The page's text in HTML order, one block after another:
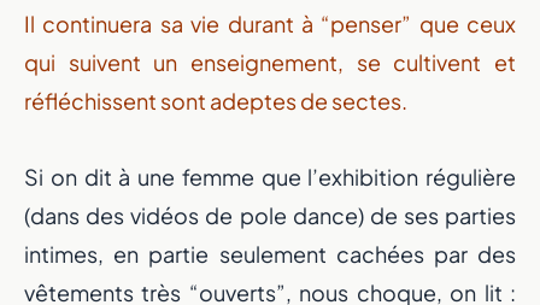
Il continuera sa vie durant à “penser” que ceux
qui suivent un enseignement, se cultivent et
réfléchissent sont adeptes de sectes.
Si on dit à une femme que l’exhibition régulière
(dans des vidéos de pole dance) de ses parties
intimes, en partie seulement cachées par des
vêtements très “ouverts”, nous choque, on lit :